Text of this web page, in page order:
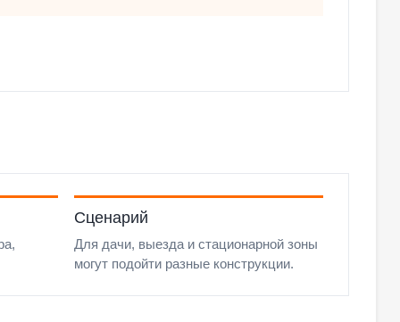
Сценарий
Для дачи, выезда и стационарной зоны
могут подойти разные конструкции.